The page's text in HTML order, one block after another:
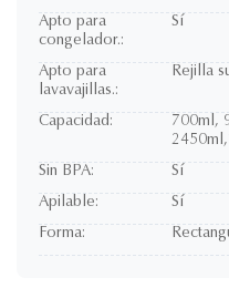
Apto para
congelador.:
Sí
Apto para
lavavajillas.:
Rejilla
Capacidad:
700ml,
Sin BPA:
Sí
Apilable:
Sí
Forma: